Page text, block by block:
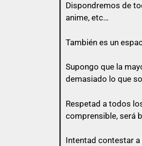
con lo que vas a
El usuario que
momento que
No vale un
Dispondremos de
anime, etc…
También es un
Supongo que la
demasiado lo que
Respetad a todos
comprensible, será
Intentad contestar